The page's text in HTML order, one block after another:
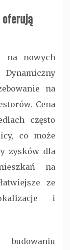
na nowych
Dynamiczny
na
Cena
często
co może
zysków dla
na
ze
i